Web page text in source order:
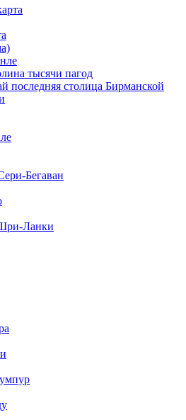
тысячи пагод
последняя столица Бирманской
Бегаван
Ланки